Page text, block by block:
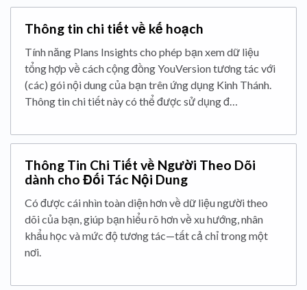
Thông tin chi tiết về kế hoạch
Tính năng Plans Insights cho phép bạn xem dữ liệu
tổng hợp về cách cộng đồng YouVersion tương tác với
(các) gói nội dung của bạn trên ứng dụng Kinh Thánh.
Thông tin chi tiết này có thể được sử dụng đ…
Thông Tin Chi Tiết về Người Theo Dõi
dành cho Đối Tác Nội Dung
Có được cái nhìn toàn diện hơn về dữ liệu người theo
dõi của bạn, giúp bạn hiểu rõ hơn về xu hướng, nhân
khẩu học và mức độ tương tác—tất cả chỉ trong một
nơi.